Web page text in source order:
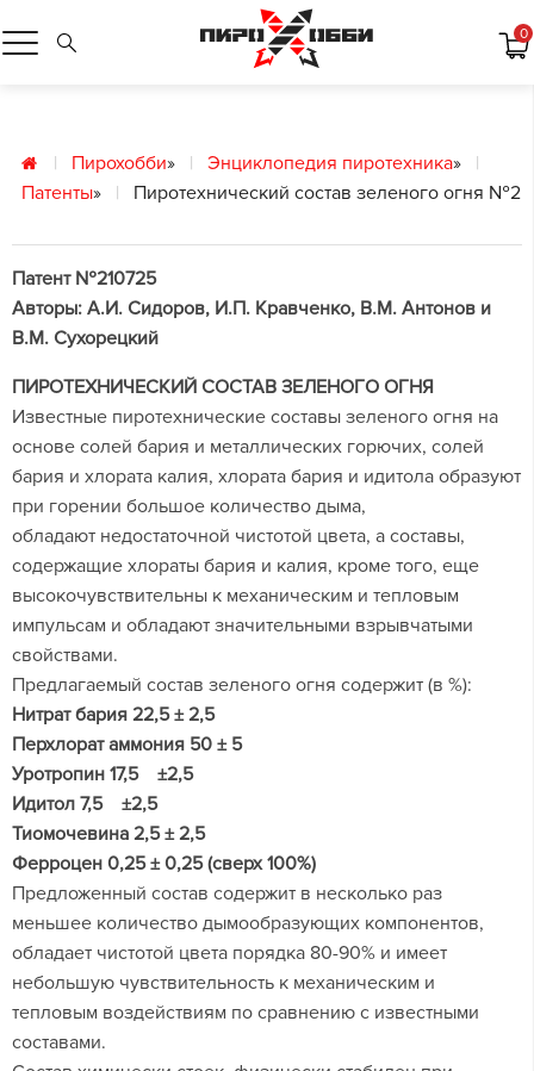
0
Пирохобби» Энциклопедия пиротехника»
Патенты» Пиротехнический состав зеленого огня №2
Патент №210725
Авторы: А.И. Сидоров, И.П. Кравченко, В.М. Антонов и
В.М. Сухорецкий
ПИРОТЕХНИЧЕСКИЙ СОСТАВ ЗЕЛЕНОГО ОГНЯ
Известные пиротехнические составы зеленого огня на
основе солей бария и металлических горючих, солей
бария и хлората калия, хлората бария и идитола образуют
при горении большое количество дыма,
обладают недостаточной чистотой цвета, а составы,
содержащие хлораты бария и калия, кроме того, еще
высокочувствительны к механическим и тепловым
импульсам и обладают значительными взрывчатыми
свойствами.
Предлагаемый состав зеленого огня содержит (в %):
Нитрат бария 22,5 ± 2,5
Перхлорат аммония 50 ± 5
Уротропин 17,5 ±2,5
Идитол 7,5 ±2,5
Тиомочевина 2,5 ± 2,5
Ферроцен 0,25 ± 0,25 (сверх 100%)
Предложенный состав содержит в несколько раз
меньшее количество дымообразующих компонентов,
обладает чистотой цвета порядка 80-90% и имеет
небольшую чувствительность к механическим и
тепловым воздействиям по сравнению с известными
составами.